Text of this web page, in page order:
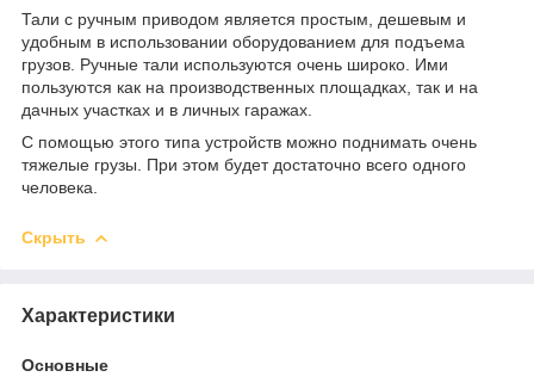
Тали с ручным приводом является простым, дешевым и
удобным в использовании оборудованием для подъема
грузов. Ручные тали используются очень широко. Ими
пользуются как на производственных площадках, так и на
дачных участках и в личных гаражах.
С помощью этого типа устройств можно поднимать очень
тяжелые грузы. При этом будет достаточно всего одного
человека.
Скрыть
Характеристики
Основные